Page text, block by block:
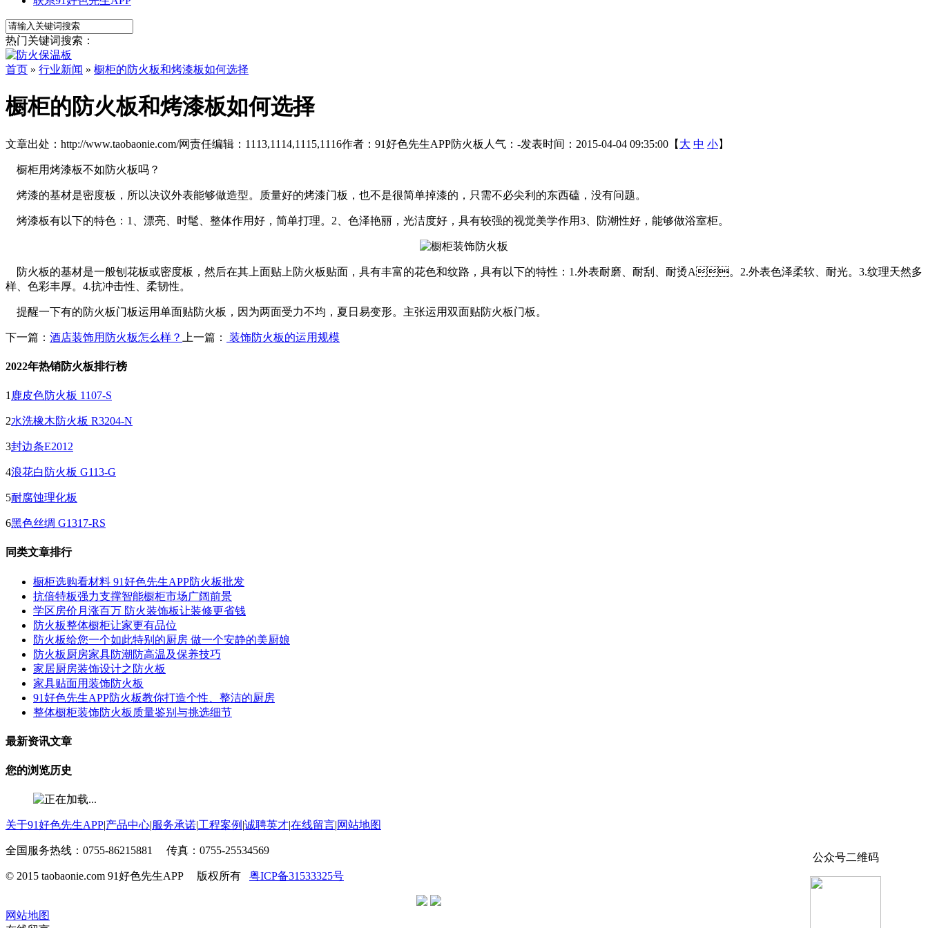
热门关键词搜索：
首页 » 行业新闻 » 橱柜的防火板和烤漆板如何选择
橱柜的防火板和烤漆板如何选择
文章出处：http://www.taobaonie.com/网责任编辑：1113,1114,1115,1116作者：91好色先生APP防火板 人气： -发表时间：2015-04-04 09:35:00【 大 中 小】
橱柜用烤漆板不如防火板吗？
烤漆的基材是密度板，所以决议外表能够做造型。质量好的烤漆门板，也不是很简单掉漆的，只需不必尖利的东西磕，没有问题。
烤漆板有以下的特色：1、漂亮、时髦、整体作用好，简单打理。2、色泽艳丽，光洁度好，具有较强的视觉美学作用3、防潮性好，能够做浴室柜。
防火板的基材是一般刨花板或密度板，然后在其上面贴上防火板贴面，具有丰富的花色和纹路，具有以下的特性：1.外表耐磨、耐刮、耐烫A。2.外表色泽柔软、耐光。3.纹理天然多
样、色彩丰厚。4.抗冲击性、柔韧性。
提醒一下有的防火板门板运用单面贴防火板，因为两面受力不均，夏日易变形。主张运用双面贴防火板门板。
下一篇： 酒店装饰用防火板怎么样？ 上一篇： 装饰防火板的运用规模
2022年热销防火板排行榜
1 鹿皮色防火板 1107-S
2水洗橡木防火板 R3204-N
3封边条E2012
4浪花白防火板 G113-G
5耐腐蚀理化板
6黑色丝绸 G1317-RS
同类文章排行
橱柜选购看材料 91好色先生APP防火板批发
抗倍特板强力支撑智能橱柜市场广阔前景
学区房价月涨百万 防火装饰板让装修更省钱
防火板整体橱柜让家更有品位
防火板给您一个如此特别的厨房 做一个安静的美厨娘
防火板厨房家具防潮防高温及保养技巧
家居厨房装饰设计之防火板
家具贴面用装饰防火板
91好色先生APP防火板教你打造个性、整洁的厨房
整体橱柜装饰防火板质量鉴别与挑选细节
最新资讯文章
您的浏览历史
关于91好色先生APP 产品中心 服务承诺工程案例 诚聘英才在线留言 网站地图
公众号二维码
全国服务热线：0755-86215881 传真：0755-25534569
© 2015 taobaonie.com 91好色先生APP 版权所有 粤ICP备31533325号
网站地图